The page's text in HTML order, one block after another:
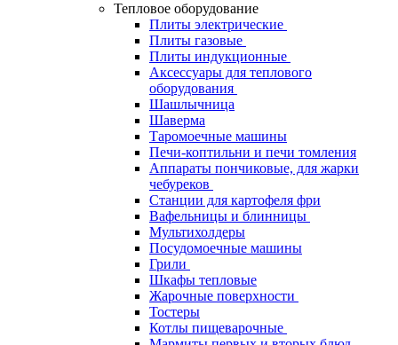
Тепловое оборудование
Плиты электрические
Плиты газовые
Плиты индукционные
Аксессуары для теплового
оборудования
Шашлычница
Шаверма
Таромоечные машины
Печи-коптильни и печи томления
Аппараты пончиковые, для жарки
чебуреков
Станции для картофеля фри
Вафельницы и блинницы
Мультихолдеры
Посудомоечные машины
Грили
Шкафы тепловые
Жарочные поверхности
Тостеры
Котлы пищеварочные